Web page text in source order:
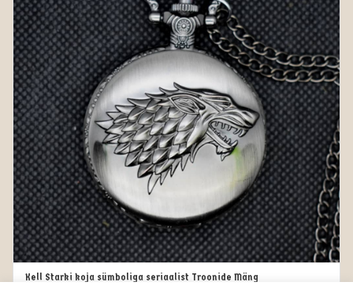
LISA KORVI
Kell Starki koja sümboliga seriaalist Troonide Mäng